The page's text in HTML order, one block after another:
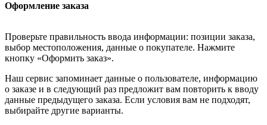
Оформление заказа
Проверьте правильность ввода информации: позиции заказа,
выбор местоположения, данные о покупателе. Нажмите
кнопку «Оформить заказ».
Наш сервис запоминает данные о пользователе, информацию
о заказе и в следующий раз предложит вам повторить к вводу
данные предыдущего заказа. Если условия вам не подходят,
выбирайте другие варианты.